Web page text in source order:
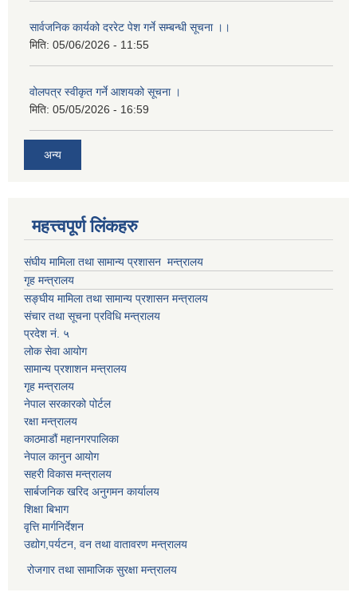
सार्वजनिक कार्यको दररेट पेश गर्ने सम्बन्धी सूचना ।।
मिति: 05/06/2026 - 11:55
वोलपत्र स्वीकृत गर्ने आशयको सूचना ।
मिति: 05/05/2026 - 16:59
अन्य
महत्त्वपूर्ण लिंकहरु
संघीय मामिला तथा सामान्य प्रशासन मन्त्रालय
गृह मन्त्रालय
सङ्घीय मामिला तथा सामान्य प्रशासन मन्त्रालय
संचार तथा सूचना प्रविधि मन्त्रालय
प्रदेश नं. ५
लोक सेवा आयोग
सामान्य प्रशाशन मन्त्रालय
गृह मन्त्रालय
नेपाल सरकारको पोर्टल
रक्षा मन्त्रालय
काठमाडौं महानगरपालिका
नेपाल कानुन आयोग
सहरी विकास मन्त्रालय
सार्बजनिक खरिद अनुगमन कार्यालय
शिक्षा बिभाग
वृत्ति मार्गनिर्देशन
उद्योग,पर्यटन, वन तथा वातावरण मन्त्रालय
रोजगार तथा सामाजिक सुरक्षा मन्त्रालय